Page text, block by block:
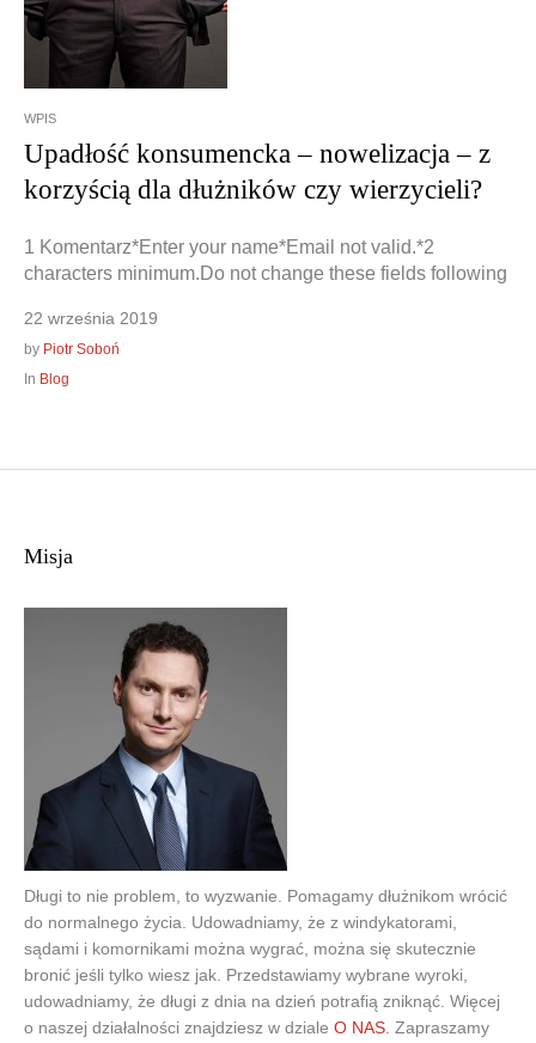
WPIS
Upadłość konsumencka – nowelizacja – z
korzyścią dla dłużników czy wierzycieli?
1 Komentarz*Enter your name*Email not valid.*2
characters minimum.Do not change these fields following
22 września 2019
by Piotr Soboń
In Blog
Misja
Długi to nie problem, to wyzwanie. Pomagamy dłużnikom wrócić
do normalnego życia. Udowadniamy, że z windykatorami,
sądami i komornikami można wygrać, można się skutecznie
bronić jeśli tylko wiesz jak. Przedstawiamy wybrane wyroki,
udowadniamy, że długi z dnia na dzień potrafią zniknąć. Więcej
o naszej działalności znajdziesz w dziale O NAS . Zapraszamy